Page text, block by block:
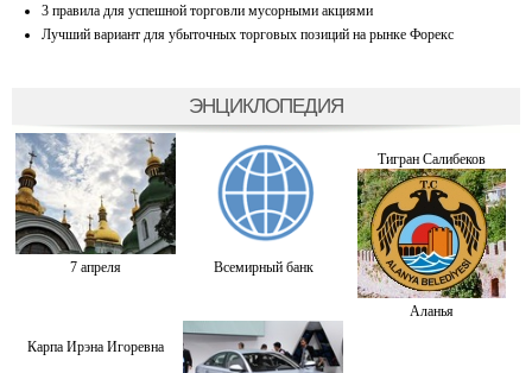
3 правила для успешной торговли мусорными акциями
Лучший вариант для убыточных торговых позиций на рынке Форекс
ЭНЦИКЛОПЕДИЯ
7 апреля Всемирный банк
Тигран Салибеков
Аланья
Карпа Ирэна Игоревна